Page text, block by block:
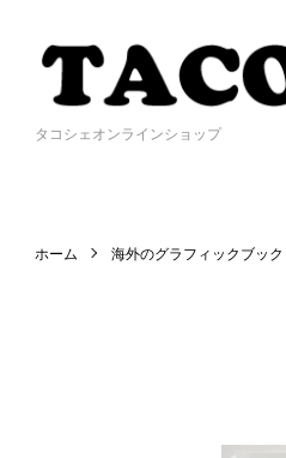
タコシェオンラインショップ
ホーム 海外のグラフィックブック